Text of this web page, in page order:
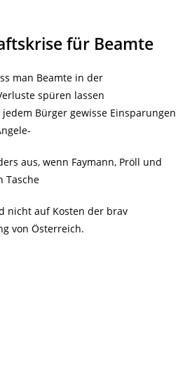
für Beamte
man Beamte in der
spüren lassen
Bürger gewisse Einsparungen
aus, wenn Faymann, Pröll und
Tasche
nicht auf Kosten der brav
von Österreich.